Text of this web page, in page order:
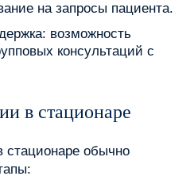
на запросы пациента.
возможность
консультаций с
в стационаре
стационаре обычно